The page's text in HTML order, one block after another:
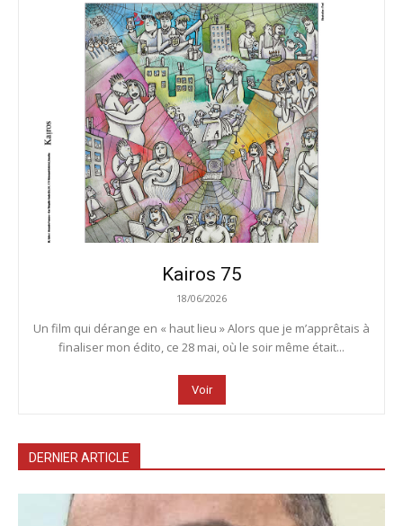
Kairos 75
18/06/2026
Un film qui dérange en « haut lieu » Alors que je m’apprêtais à
finaliser mon édito, ce 28 mai, où le soir même était...
Voir
DERNIER ARTICLE